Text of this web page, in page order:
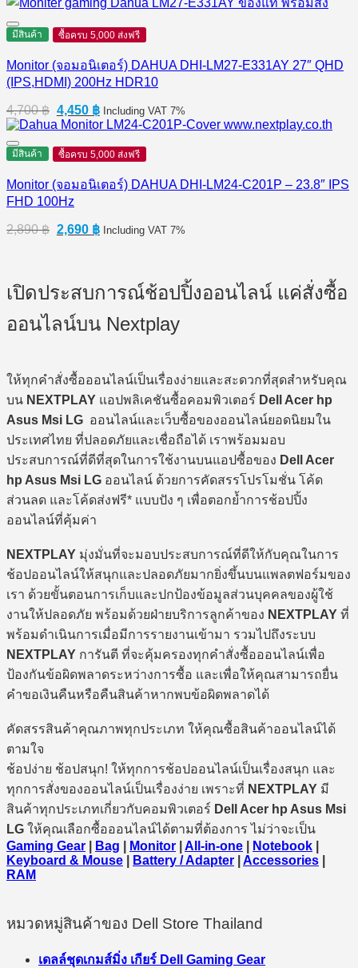
was:
2,290 ฿.
is:
2,130 ฿.
มีสินค้า ซื้อครบ 5,000 ส่งฟรี
Monitor (จอมอนิเตอร์) DAHUA DHI-LM27-E331AY 27″ QHD
(IPS,HDMI) 200Hz HDR10
4,700฿ Original
price
4,700 ฿.
4,450 ฿Current
price
4,450 ฿.
Including VAT 7%
มีสินค้า ซื้อครบ 5,000 ส่งฟรี
Monitor (จอมอนิเตอร์) DAHUA DHI-LM24-C201P – 23.8″ IPS
FHD 100Hz
2,890฿ Original
2,690 ฿Current
Including VAT 7%
เปิดประสบการณ์ช้อปปิ้งออนไลน์ แค่สั่งซื้อ
ออนไลน์บน Nextplay
ให้ทุกคำสั่งซื้อออนไลน์เป็นเรื่องง่ายและสะดวกที่สุดสำหรับคุณ
บน NEXTPLAY แอปพลิเคชันซื้อคอมพิวเตอร์ Dell Acer hp
Asus Msi LG ออนไลน์และเว็บซื้อของออนไลน์ยอดนิยมใน
ประเทศไทย ที่ปลอดภัยและเชื่อถือได้ เราพร้อมมอบ
ประสบการณ์ที่ดีที่สุดในการใช้งานบนแอปซื้อของ Dell Acer
hp Asus Msi LG ออนไลน์ ด้วยการคัดสรรโปรโมชั่น โค้ด
ส่วนลด และโค้ดส่งฟรี* แบบปัง ๆ เพื่อตอกย้ำการช้อปปิ้ง
ออนไลน์ที่คุ้มค่า
NEXTPLAY มุ่งมั่นที่จะมอบประสบการณ์ที่ดีให้กับคุณในการ
ช้อปออนไลน์ให้สนุกและปลอดภัยมากยิ่งขึ้นบนแพลตฟอร์มของ
เรา ด้วยขั้นตอนการเก็บและปกป้องข้อมูลส่วนบุคคลของผู้ใช้
งานให้ปลอดภัย พร้อมด้วยฝ่ายบริการลูกค้าของ NEXTPLAY ที่
พร้อมดำเนินการเมื่อมีการรายงานเข้ามา รวมไปถึงระบบ
NEXTPLAY การันตี ที่จะคุ้มครองทุกคำสั่งซื้อออนไลน์เพื่อ
ป้องกันข้อผิดพลาดระหว่างการซื้อ และเพื่อให้คุณสามารถยื่น
คำขอเงินคืนหรือคืนสินค้าหากพบข้อผิดพลาดได้
คัดสรรสินค้าคุณภาพทุกประเภท ให้คุณซื้อสินค้าออนไลน์ได้
ตามใจ
ช้อปง่าย ช้อปสนุก! ให้ทุกการช้อปออนไลน์เป็นเรื่องสนุก และ
ทุกการสั่งของออนไลน์เป็นเรื่องง่าย เพราะที่ NEXTPLAY มี
สินค้าทุกประเภทเกี่ยวกับคอมพิวเตอร์ Dell Acer hp Asus Msi
LG ให้คุณเลือกซื้อออนไลน์ได้ตามที่ต้องการ ไม่ว่าจะเป็น
Gaming Gear
Bag Monitor All-in-one Notebook
Keyboard & Mouse
Battery / Adapter Accessories
RAM
หมวดหมู่สินค้าของ Dell Store Thailand
เดลล์ชุดเกมส์มิ่ง เกียร์ Dell Gaming Gear